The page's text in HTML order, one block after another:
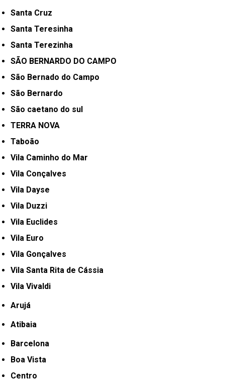
Santa Cruz
Santa Teresinha
Santa Terezinha
SÃO BERNARDO DO CAMPO
São Bernado do Campo
São Bernardo
São caetano do sul
TERRA NOVA
Taboão
Vila Caminho do Mar
Vila Conçalves
Vila Dayse
Vila Duzzi
Vila Euclides
Vila Euro
Vila Gonçalves
Vila Santa Rita de Cássia
Vila Vivaldi
Arujá
Atibaia
Barcelona
Boa Vista
Centro